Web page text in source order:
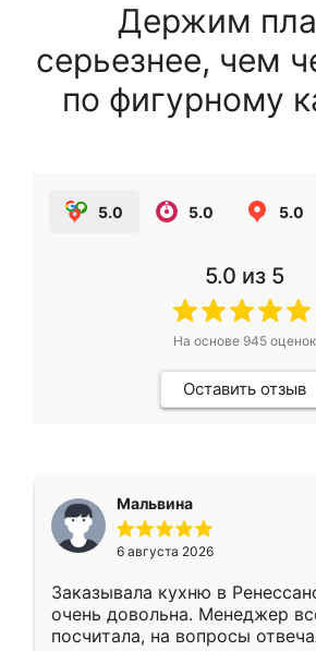
Держим
серьезнее, чем
по фигурному
5.0 5.0 5.0
5.0 из 5
На основе 945оценок
Оставить отзыв
Мальвина
6 августа 2026
Заказывала кухню в
очень довольна. Менеджер
посчитала, на вопросы